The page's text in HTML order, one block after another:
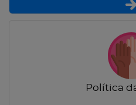
Política